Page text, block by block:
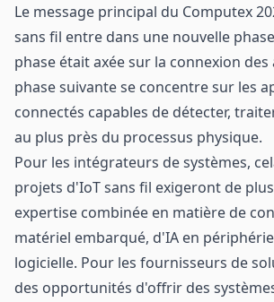
Le message principal du Computex
sans fil entre dans une nouvelle
phase était axée sur la connexion des
phase suivante se concentre sur les
connectés capables de détecter,
au plus près du processus physique.
Pour les intégrateurs de systèmes,
projets d'IoT sans fil exigeront de
expertise combinée en matière de
matériel embarqué, d'IA en
logicielle. Pour les fournisseurs de
des opportunités d'offrir des